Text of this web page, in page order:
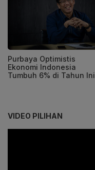
Purbaya Optimistis
Ekonomi Indonesia
Tumbuh 6% di Tahun Ini
VIDEO PILIHAN